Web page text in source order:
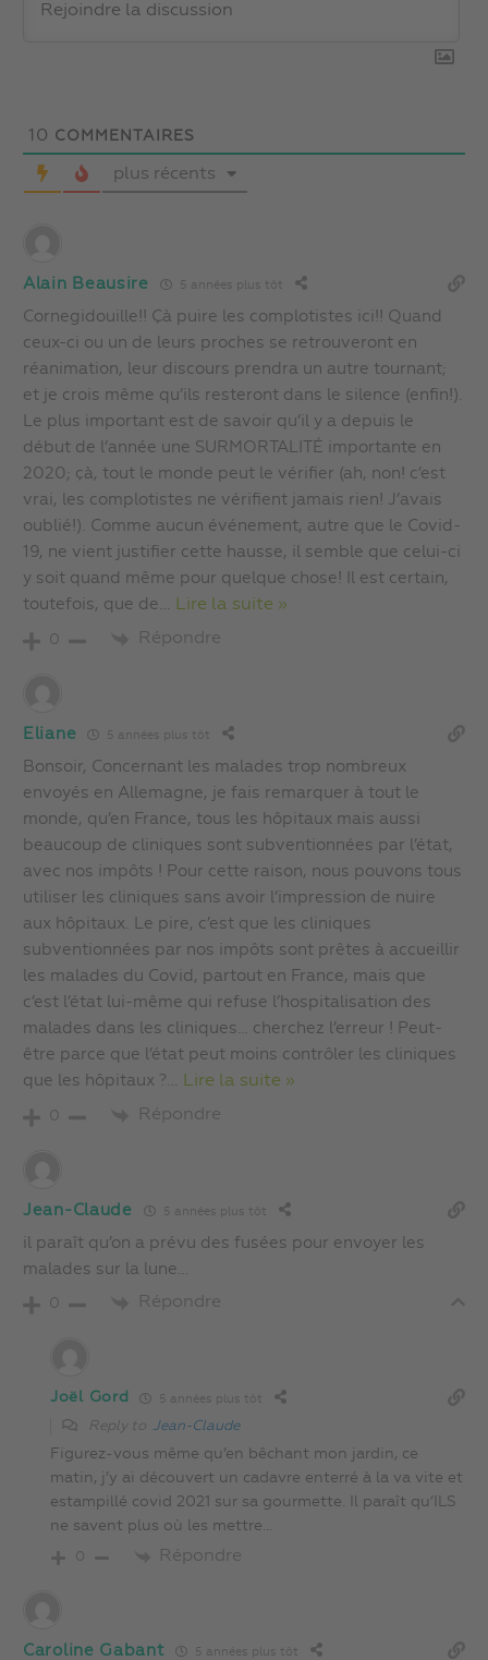
10 COMMENTAIRES
plus récents
Alain Beausire 5 années plus tôt
Cornegidouille!! Çà puire les complotistes ici!! Quand
ceux-ci ou un de leurs proches se retrouveront en
réanimation, leur discours prendra un autre tournant;
et je crois même qu’ils resteront dans le silence (enfin!).
Le plus important est de savoir qu’il y a depuis le
début de l’année une SURMORTALITÉ importante en
2020; çà, tout le monde peut le vérifier (ah, non! c’est
vrai, les complotistes ne vérifient jamais rien! J’avais
oublié!). Comme aucun événement, autre que le Covid-
19, ne vient justifier cette hausse, il semble que celui-ci
y soit quand même pour quelque chose! Il est certain,
toutefois, que de… Lire la suite »
0 Répondre
Eliane 5 années plus tôt
Bonsoir, Concernant les malades trop nombreux
envoyés en Allemagne, je fais remarquer à tout le
monde, qu’en France, tous les hôpitaux mais aussi
beaucoup de cliniques sont subventionnées par l’état,
avec nos impôts ! Pour cette raison, nous pouvons tous
utiliser les cliniques sans avoir l’impression de nuire
aux hôpitaux. Le pire, c’est que les cliniques
subventionnées par nos impôts sont prêtes à accueillir
les malades du Covid, partout en France, mais que
c’est l’état lui-même qui refuse l’hospitalisation des
malades dans les cliniques… cherchez l’erreur ! Peut-
être parce que l’état peut moins contrôler les cliniques
que les hôpitaux ?… Lire la suite »
0 Répondre
Jean-Claude 5 années plus tôt
il paraît qu’on a prévu des fusées pour envoyer les
malades sur la lune…
0 Répondre
Joël Gord 5 années plus tôt
Reply to Jean-Claude
Figurez-vous même qu’en bêchant mon jardin, ce
matin, j’y ai découvert un cadavre enterré à la va vite et
estampillé covid 2021 sur sa gourmette. Il paraît qu’ILS
ne savent plus où les mettre…
0 Répondre
Caroline Gabant 5 années plus tôt